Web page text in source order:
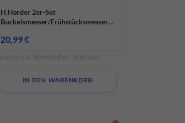
H.Herder 2er-Set
Buckelsmesser/Frühstücksmesser
20,99€
Kostenfreier Versand ab 50,00 Euro
IN DEN WARENKORB